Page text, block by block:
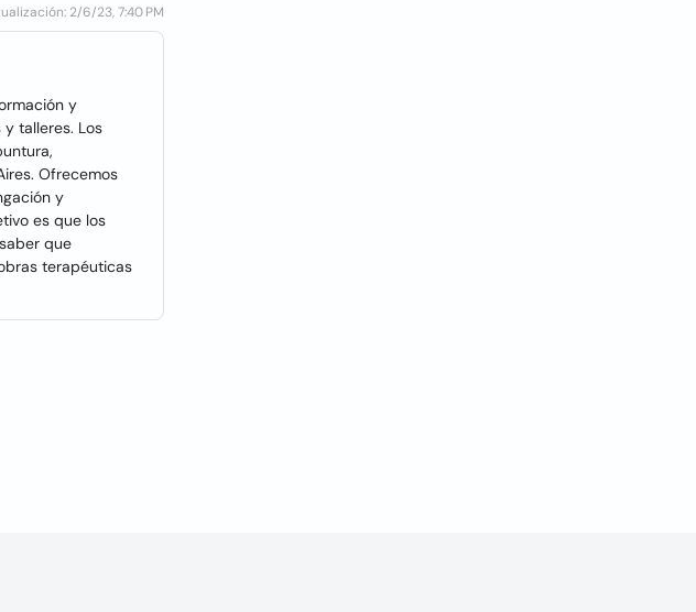
2/6/23, 7:40 PM
y
talleres. Los
Ofrecemos
y
es que los
que
terapéuticas